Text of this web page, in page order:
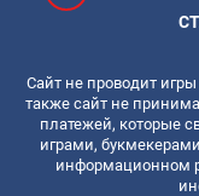
Сайт не проводит
также сайт не
платежей, которые
играми,
информационном